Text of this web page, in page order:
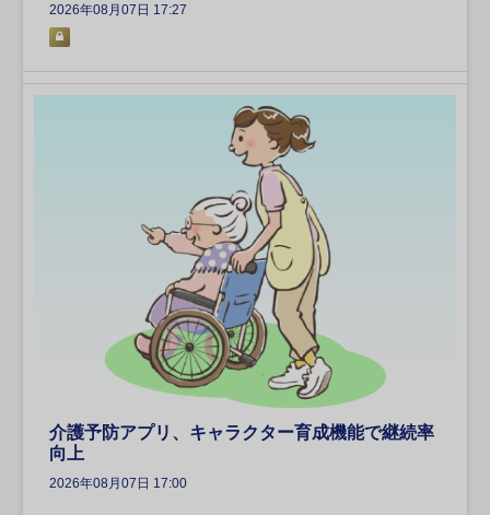
2026年08月07日 17:27
介護予防アプリ、キャラクター育成機能で継続率
向上
2026年08月07日 17:00